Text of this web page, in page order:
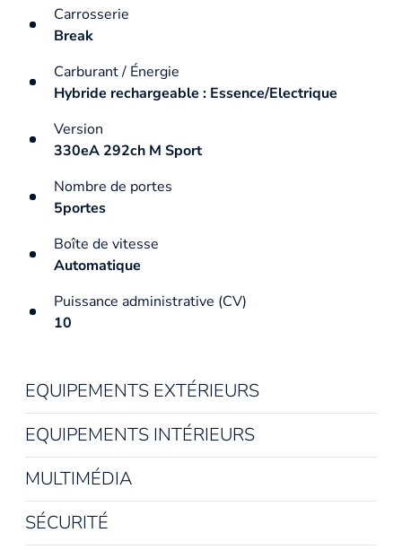
Carrosserie
Break
Carburant / Énergie
Hybride rechargeable : Essence/Electrique
Version
330eA 292ch M Sport
Nombre de portes
5portes
Boîte de vitesse
Automatique
Puissance administrative (CV)
10
EQUIPEMENTS EXTÉRIEURS
EQUIPEMENTS INTÉRIEURS
MULTIMÉDIA
SÉCURITÉ